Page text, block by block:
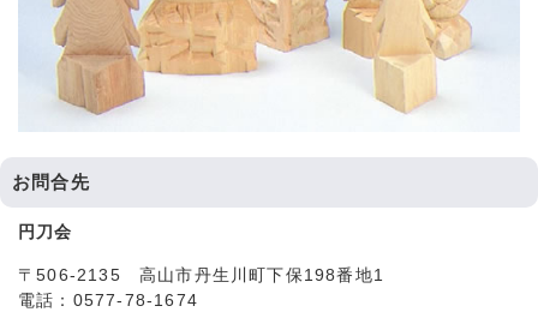
お問合先
円刀会
〒506-2135 高山市丹生川町下保198番地1
電話：0577-78-1674